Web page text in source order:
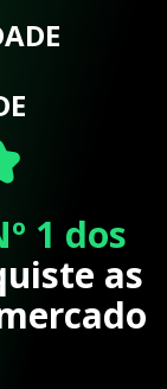
1 dos
as